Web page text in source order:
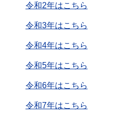
令和2年はこちら
令和3年はこちら
令和4年はこちら
令和5年はこちら
令和6年はこちら
令和7年はこちら